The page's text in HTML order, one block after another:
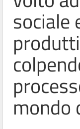
sociale
mondo